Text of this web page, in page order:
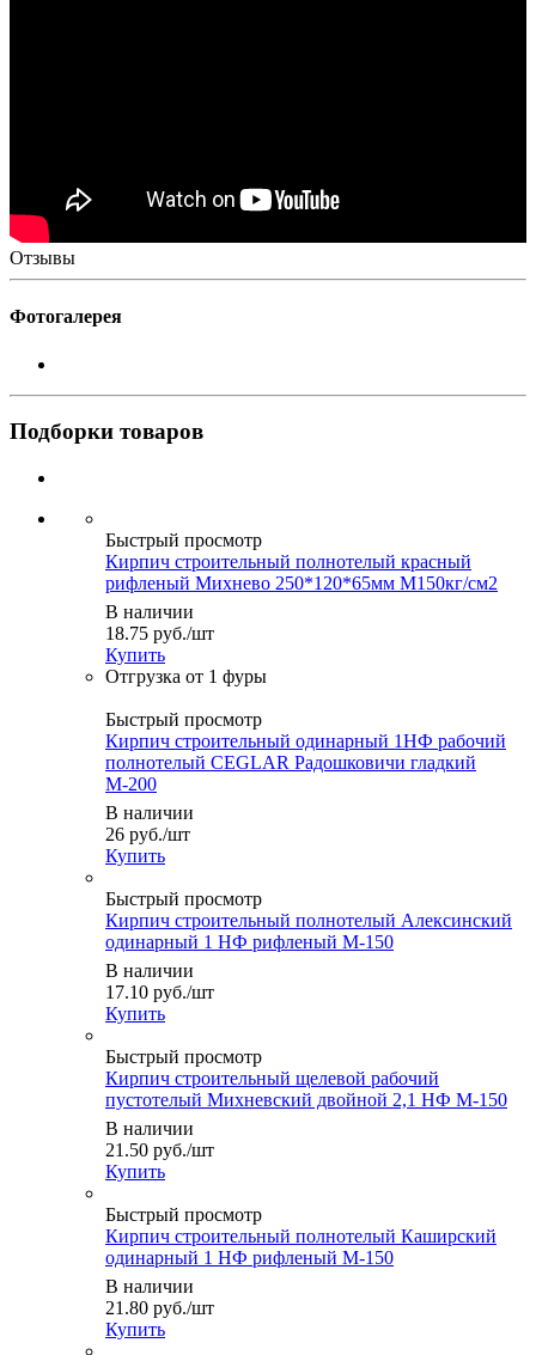
Отзывы
Фотогалерея
Подборки товаров
Быстрый просмотр
Кирпич строительный полнотелый красный
рифленый Михнево 250*120*65мм М150кг/см2
В наличии
18.75 руб./шт
Купить
Быстрый просмотр
Кирпич строительный одинарный 1НФ рабочий
полнотелый CEGLAR Радошковичи гладкий
М-200
В наличии
26 руб./шт
Купить
Быстрый просмотр
Кирпич строительный полнотелый Алексинский
одинарный 1 НФ рифленый М-150
В наличии
17.10 руб./шт
Купить
Быстрый просмотр
Кирпич строительный щелевой рабочий
пустотелый Михневский двойной 2,1 НФ М-150
В наличии
21.50 руб./шт
Купить
Быстрый просмотр
Кирпич строительный полнотелый Каширский
одинарный 1 НФ рифленый М-150
В наличии
21.80 руб./шт
Купить